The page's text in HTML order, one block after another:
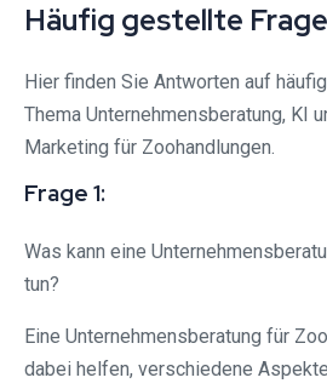
Häufig gestellte
Hier finden Sie Antworten auf
Thema Unternehmensberatung, KI
Marketing für Zoohandlungen.
Frage 1:
Was kann eine
tun?
Eine Unternehmensberatung für
dabei helfen, verschiedene